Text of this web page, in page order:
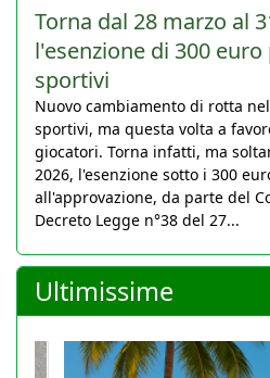
Torna dal 28 marzo al
l'esenzione di 300
sportivi
Nuovo cambiamento di rotta
sportivi, ma questa volta a
giocatori. Torna infatti, ma
2026, l'esenzione sotto i 300
all'approvazione, da parte del
Decreto Legge n°38 del 27...
Ultimissime